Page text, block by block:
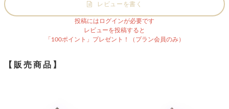
レビューを書く
投稿にはログインが必要です
レビューを投稿すると
「100ポイント」プレゼント！（プラン会員のみ）
【販売商品】